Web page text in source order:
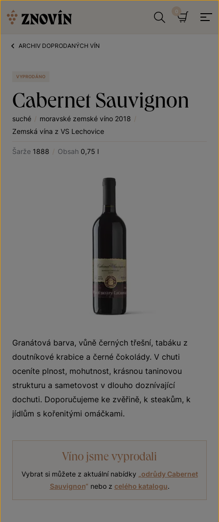
ARCHIV DOPRODANÝCH VÍN
VYPRODÁNO
Cabernet Sauvignon
suché / moravské zemské víno 2018 /
Zemská vína z VS Lechovice
Šarže 1888 / Obsah 0,75 l
Granátová barva, vůně černých třešní, tabáku z
doutníkové krabice a černé čokolády. V chuti
oceníte plnost, mohutnost, krásnou taninovou
strukturu a sametovost v dlouho doznívající
dochuti. Doporučujeme ke zvěřině, k steakům, k
jídlům s kořenitými omáčkami.
Víno jsme vyprodali
Vybrat si můžete z aktuální nabídky
odrůdy Cabernet
Sauvignon“ nebo z celého katalogu.